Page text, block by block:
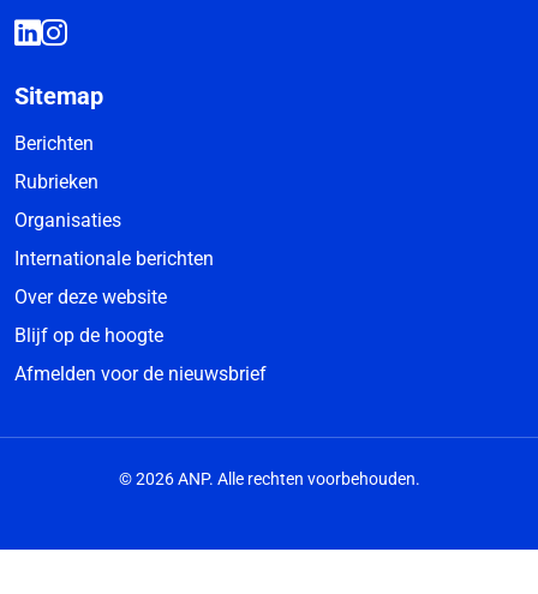
Sitemap
Berichten
Rubrieken
Organisaties
Internationale berichten
Over deze website
Blijf op de hoogte
Afmelden voor de nieuwsbrief
© 2026 ANP. Alle rechten voorbehouden.